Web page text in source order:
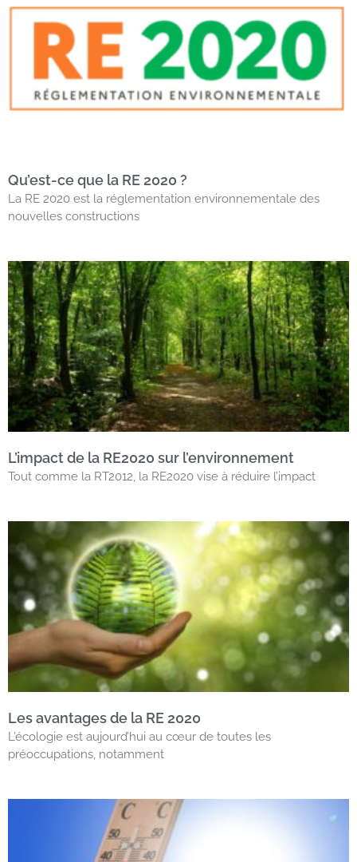
Qu’est-ce que la RE 2020 ?
La RE 2020 est la réglementation environnementale des
nouvelles constructions
L’impact de la RE2020 sur l’environnement
Tout comme la RT2012, la RE2020 vise à réduire l’impact
Les avantages de la RE 2020
L’écologie est aujourd’hui au cœur de toutes les
préoccupations, notamment